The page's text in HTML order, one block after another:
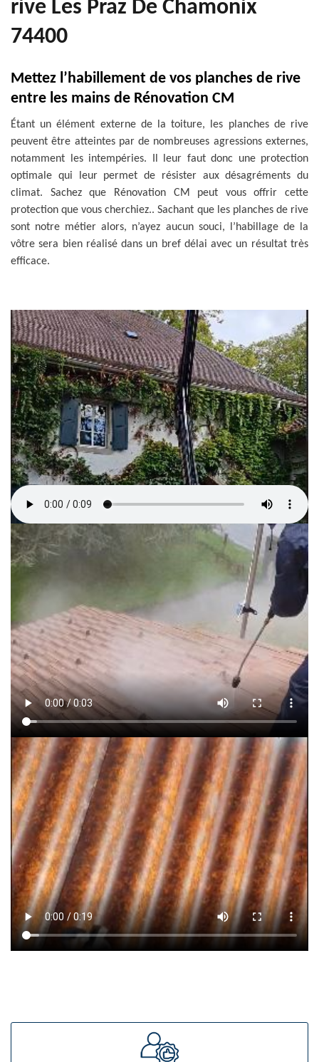
rive Les Praz De Chamonix
74400
Mettez l’habillement de vos planches de rive
entre les mains de Rénovation CM
Étant un élément externe de la toiture, les planches de rive
peuvent être atteintes par de nombreuses agressions externes,
notamment les intempéries. Il leur faut donc une protection
optimale qui leur permet de résister aux désagréments du
climat. Sachez que Rénovation CM peut vous offrir cette
protection que vous cherchiez.. Sachant que les planches de rive
sont notre métier alors, n’ayez aucun souci, l’habillage de la
vôtre sera bien réalisé dans un bref délai avec un résultat très
efficace.